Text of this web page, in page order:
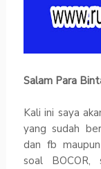
Salam Para
Kali ini saya
yang sudah
dan fb
soal BOCOR,